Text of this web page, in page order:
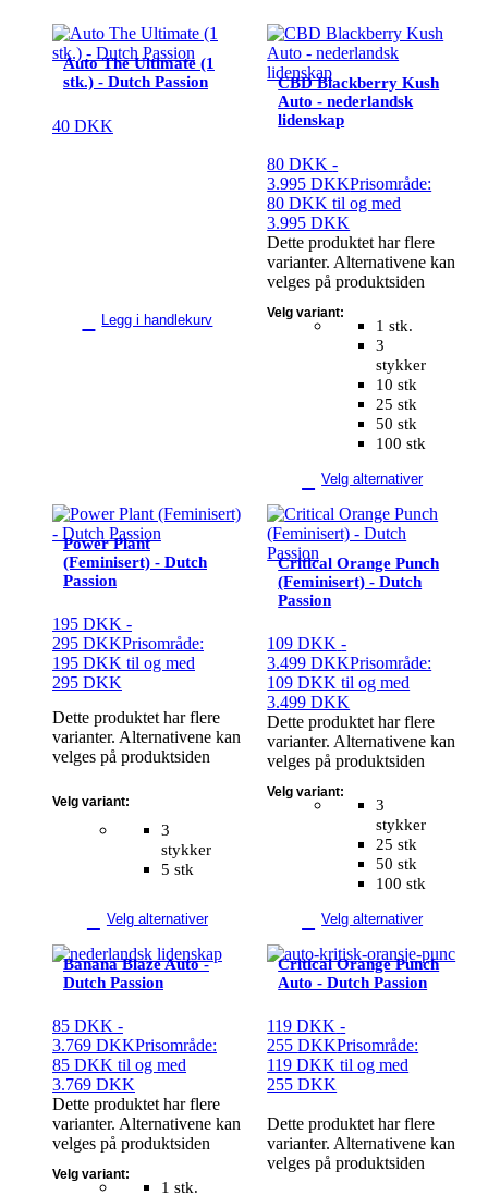
Auto The Ultimate (1
stk.) - Dutch Passion
40 DKK
Legg i handlekurv
CBD Blackberry Kush
Auto - nederlandsk
lidenskap
80DKK -
3.995DKKPrisområde:
80 DKK til og med
3.995 DKK
1 stk.
3
stykker
10 stk
25 stk
50 stk
100 stk
Velg variant:
Velg alternativer
Dette produktet har flere
varianter. Alternativene kan
velges på produktsiden
Power Plant
(Feminisert) - Dutch
Passion
195 DKK -
295 DKKPrisområde:
195 DKK til og med
295 DKK
3
stykker
5 stk
Velg variant:
Velg alternativer
Dette produktet har flere
varianter. Alternativene kan
velges på produktsiden
Critical Orange Punch
(Feminisert) - Dutch
Passion
109DKK -
3.499DKKPrisområde:
109 DKK til og med
3.499 DKK
3
stykker
25 stk
50 stk
100 stk
Velg variant:
Velg alternativer
Dette produktet har flere
varianter. Alternativene kan
velges på produktsiden
Banana Blaze Auto -
Dutch Passion
85 DKK -
3.769 DKKPrisområde:
85 DKK til og med
3.769 DKK
1 stk.
Velg variant:
Dette produktet har flere
varianter. Alternativene kan
velges på produktsiden
Critical Orange Punch
Auto - Dutch Passion
119DKK -
255DKKPrisområde:
119 DKK til og med
255 DKK
Dette produktet har flere
varianter. Alternativene kan
velges på produktsiden